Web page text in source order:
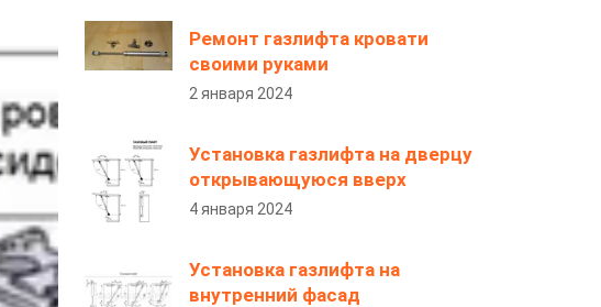
Ремонт газлифта кровати
своими руками
2 января 2024
Установка газлифта на дверцу
открывающуюся вверх
4 января 2024
Установка газлифта на
внутренний фасад